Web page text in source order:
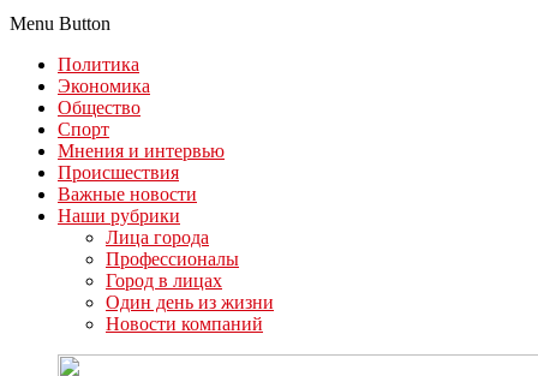
Menu Button
Политика
Экономика
Общество
Спорт
Мнения и интервью
Происшествия
Важные новости
Наши рубрики
Лица города
Профессионалы
Город в лицах
Один день из жизни
Новости компаний